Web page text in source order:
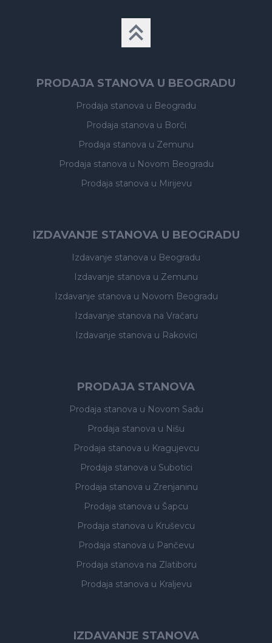
PRODAJA STANOVA U BEOGRADU
Prodaja stanova u Beogradu
Prodaja stanova u Borči
Prodaja stanova u Zemunu
Prodaja stanova u Novom Beogradu
Prodaja stanova u Mirijevu
IZDAVANJE STANOVA U BEOGRADU
Izdavanje stanova u Beogradu
Izdavanje stanova u Zemunu
Izdavanje stanova u Novom Beogradu
Izdavanje stanova na Vračaru
Izdavanje stanova u Rakovici
PRODAJA STANOVA
Prodaja stanova u Novom Sadu
Prodaja stanova u Nišu
Prodaja stanova u Kragujevcu
Prodaja stanova u Subotici
Prodaja stanova u Zrenjaninu
Prodaja stanova u Šapcu
Prodaja stanova u Kruševcu
Prodaja stanova u Pančevu
Prodaja stanova na Zlatiboru
Prodaja stanova u Kraljevu
IZDAVANJE STANOVA